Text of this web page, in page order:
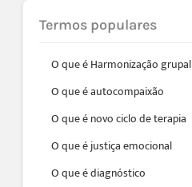
Termos populares
O que é Harmonização grupal
O que é autocompaixão
O que é novo ciclo de terapia
O que é justiça emocional
O que é diagnóstico